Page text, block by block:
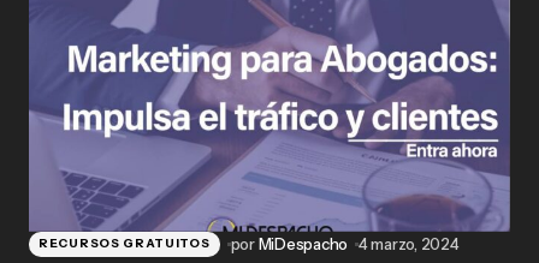
RECURSOS GRATUITOS porMiDespacho 4 marzo, 2024